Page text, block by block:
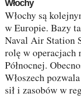
Włochy
Włochy są kolejnym kluczowym partnerem USA
w Europie. Bazy
Naval Air Station
rolę w
Północnej.
Włoszech
sił i zasobów w